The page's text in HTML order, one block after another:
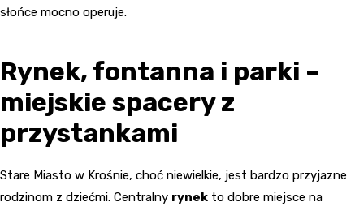
słońce mocno operuje.
Rynek, fontanna i parki –
miejskie spacery z
przystankami
Stare Miasto w Krośnie, choć niewielkie, jest bardzo przyjazne
rodzinom z dziećmi. Centralny rynek to dobre miejsce na